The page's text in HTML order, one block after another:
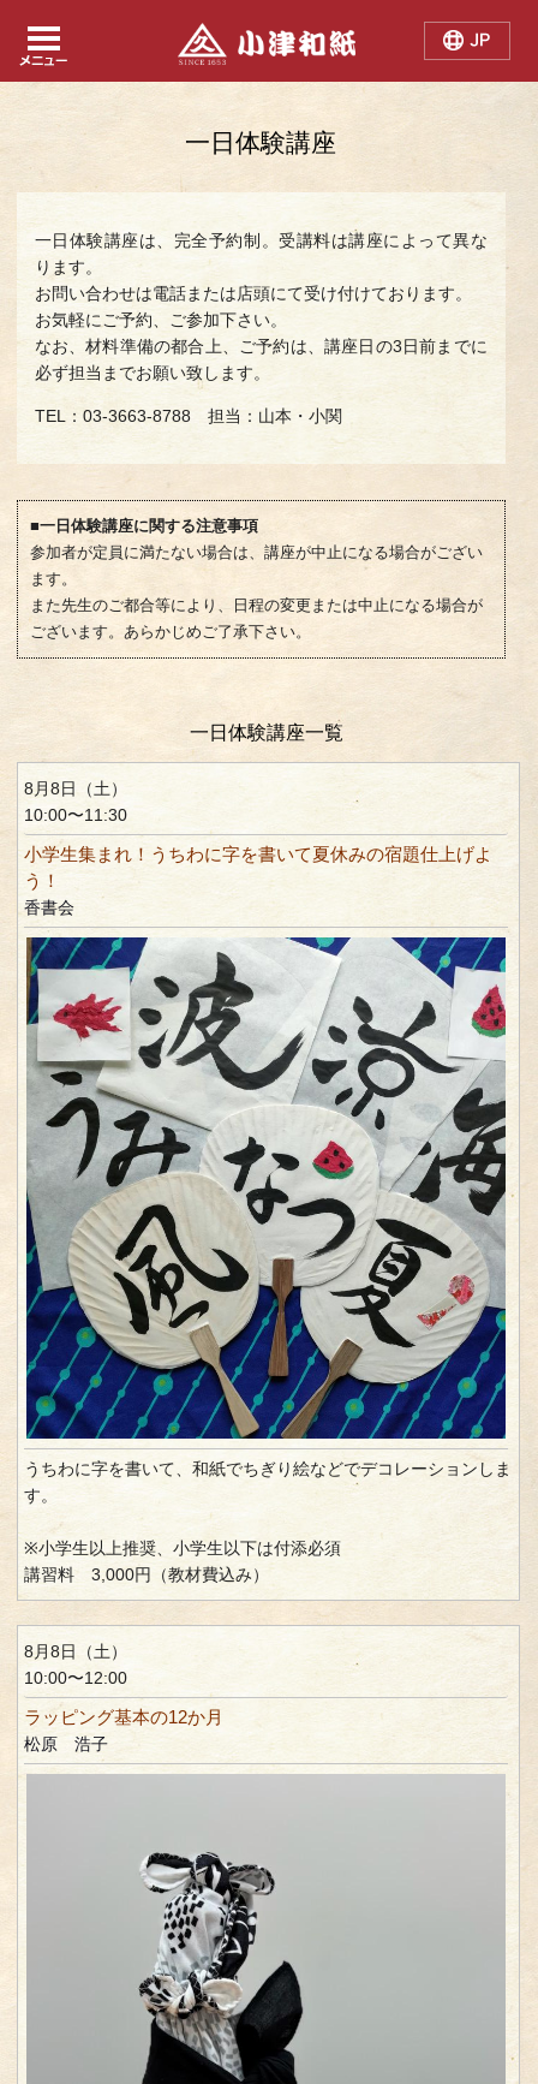
Japanese
English
Chinese
一日体験講座
一日体験講座は、完全予約制。受講料は講座によって異な
ります。
お問い合わせは電話または店頭にて受け付けております。
お気軽にご予約、ご参加下さい。
なお、材料準備の都合上、ご予約は、講座日の3日前までに
必ず担当までお願い致します。
TEL：03-3663-8788 担当：山本・小関
■一日体験講座に関する注意事項
参加者が定員に満たない場合は、講座が中止になる場合がござい
ます。
また先生のご都合等により、日程の変更または中止になる場合が
ございます。あらかじめご了承下さい。
一日体験講座一覧
8月8日（土）
10:00〜11:30
小学生集まれ！うちわに字を書いて夏休みの宿題仕上げよ
う！
香書会
うちわに字を書いて、和紙でちぎり絵などでデコレーションしま
す。
※小学生以上推奨、小学生以下は付添必須
講習料 3,000円（教材費込み）
8月8日（土）
10:00〜12:00
ラッピング基本の12か月
松原 浩子